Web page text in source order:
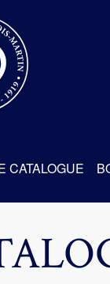
CATALOGUE